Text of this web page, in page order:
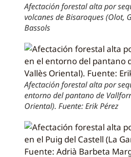
Afectación forestal alta por
volcanes de Bisaroques (Olot,
Bassols
Afectación forestal alta por
entorno del pantano de
Oriental). Fuente: Erik Pérez